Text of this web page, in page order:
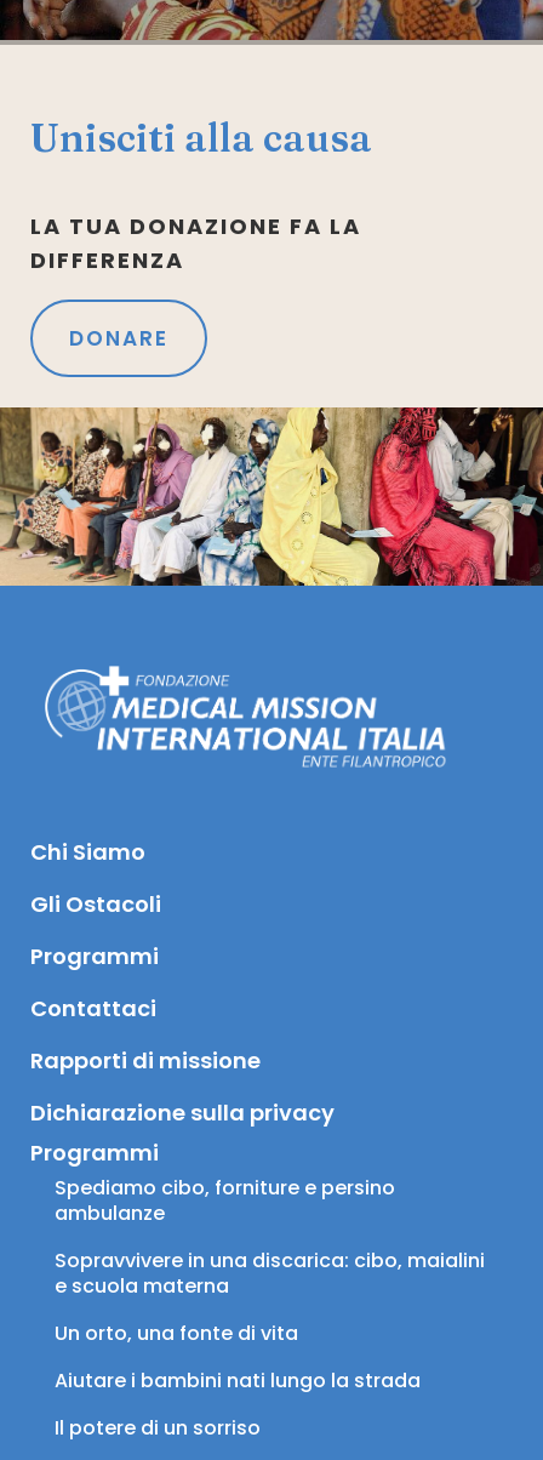
Unisciti alla causa
LA TUA DONAZIONE FA LA
DIFFERENZA
DONARE
Chi Siamo
Gli Ostacoli
Programmi
Contattaci
Rapporti di missione
Dichiarazione sulla privacy
Programmi
Spediamo cibo, forniture e persino
ambulanze
Sopravvivere in una discarica: cibo, maialini
e scuola materna
Un orto, una fonte di vita
Aiutare i bambini nati lungo la strada
Il potere di un sorriso